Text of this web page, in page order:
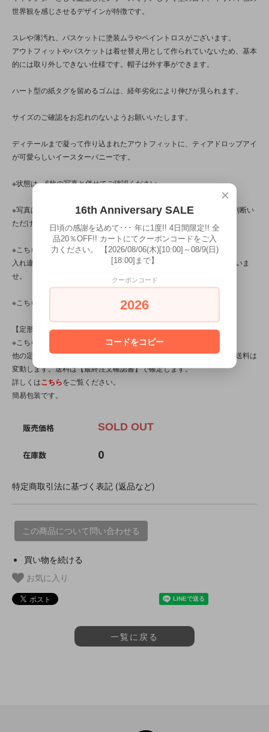
世界観を感じさせるデザインが特徴です。
スレや薄汚れ、バスケットに塗装ムラやペイントロスがございます。
アウトフィットやバスケットは着せ替え用として作られていないため、基本
的には取り外しできない仕様です。帽子は外す事ができます。
ハート型の紙タグを留めるゴムは、経年劣化により伸びが見られます。
サイズのご確認をお忘れのないようお願いいたします。
ディテールまで凝って作り込まれたアウトフィットに、ティアドロップアイ
が可愛らしいイースターバニーです。
※状態は、6枚の写真と併せてご確認ください。
※写真は、光の当たり方によって見え方が変わるため、トータル的に判断い
ただけると幸いです。
※こちらの商品は店頭でも販売しています。
入れ違いで完売してしまう場合がございます。その際はご容赦くださいま
せ。
※こちらの商品は、中古・ヴィンテージ品です。
【定形外対応商品】
※こちらの商品は【サイズ規格外・(8)～150gまで】です。
他の定形外対応商品と複数購入される場合は、サイズや重量によって送料は
変動します。送料は【最終注文確認書】で確定します。
詳しくはこちらをご覧ください。
簡易包装です。
販売価格 SOLD OUT
在庫数 0
特定商取引法に基づく表記 (返品など)
この商品について問い合わせる
買い物を続ける
お気に入り
一覧に戻る
×
16th Anniversary SALE
日頃の感謝を込めて･･･ 年に1度!! 4日間限定!! 全
品20％OFF!! カートにてクーポンコードをご入
力ください。 【2026/08/06(木)[10:00]～08/9(日)
[18:00]まで】
クーポンコード
2026
コードをコピー